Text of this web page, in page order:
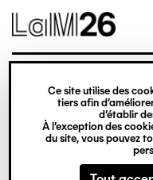
Gestion des cookies
Ce site utilise des
tiers afin
d’établir
À l’exception des
du site, vous pouvez
contenu